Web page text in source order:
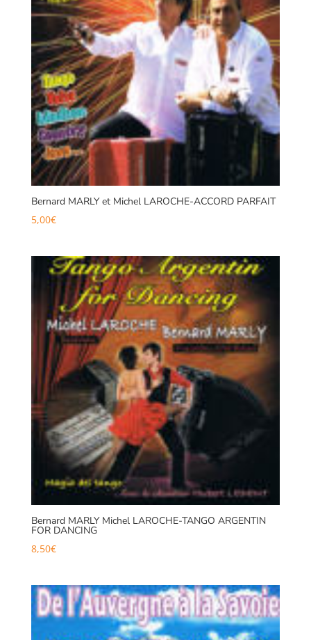
Bernard MARLY et Michel LAROCHE-ACCORD PARFAIT
5,00€
Bernard MARLY Michel LAROCHE-TANGO ARGENTIN
FOR DANCING
8,50€